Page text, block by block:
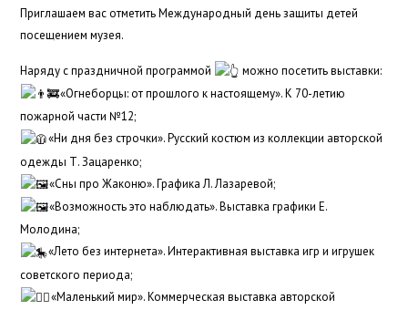
Приглашаем вас отметить Международный день защиты детей
посещением музея.
Наряду с праздничной программой
можно посетить выставки:
«Огнеборцы: от прошлого к настоящему». К 70-летию
пожарной части №12;
«Ни дня без строчки». Русский костюм из коллекции авторской
одежды Т. Зацаренко;
«Сны про Жаконю». Графика Л. Лазаревой;
«Возможность это наблюдать». Выставка графики Е.
Молодина;
«Лето без интернета». Интерактивная выставка игр и игрушек
советского периода;
«Маленький мир». Коммерческая выставка авторской